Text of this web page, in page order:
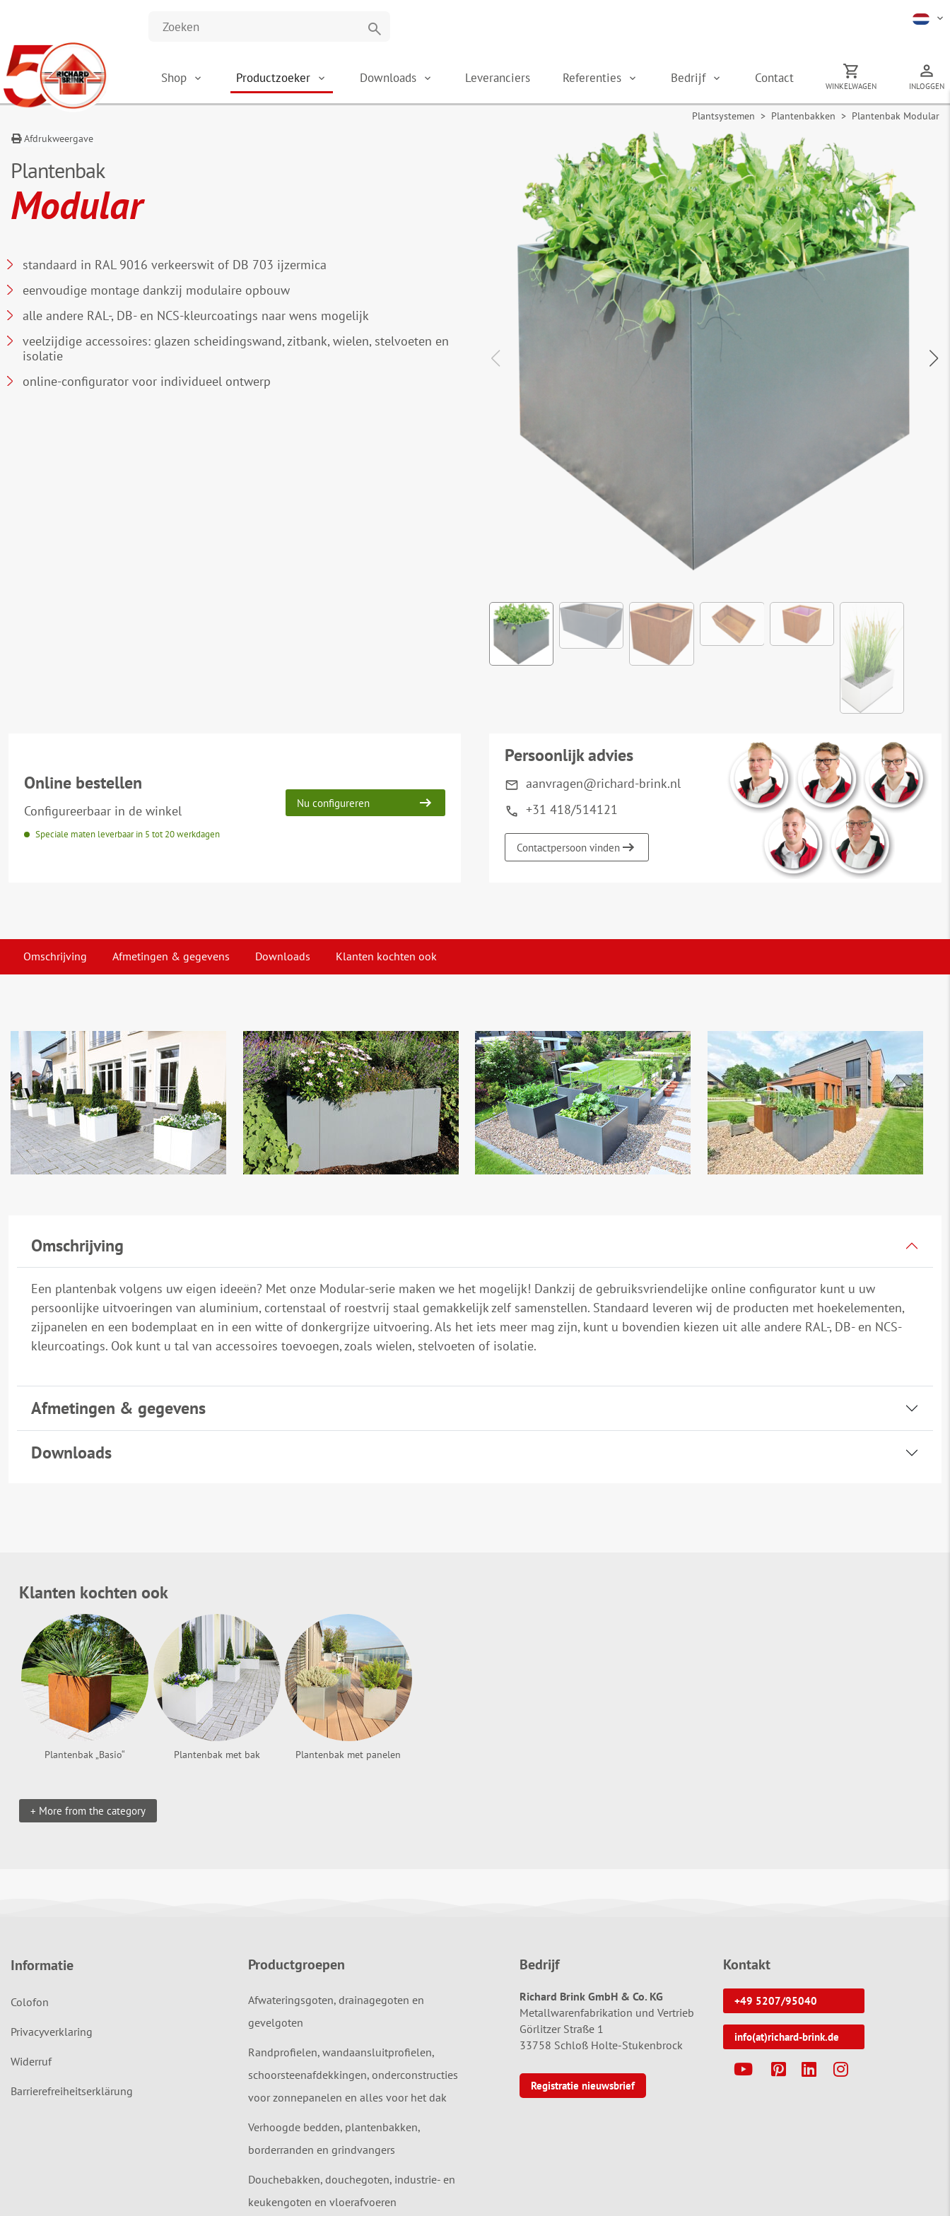
search
Shop Productzoeker Downloads Leveranciers Referenties Bedrijf Contact
WINKELWAGEN INLOGGEN
Plantsystemen > Plantenbakken > Plantenbak Modular
Afdrukweergave
Plantenbak
Modular
standaard in RAL 9016 verkeerswit of DB 703 ijzermica
eenvoudige montage dankzij modulaire opbouw
alle andere RAL-, DB- en NCS-kleurcoatings naar wens mogelijk
veelzijdige accessoires: glazen scheidingswand, zitbank, wielen, stelvoeten en
isolatie
online-configurator voor individueel ontwerp
Online bestellen
Configureerbaar in de winkel
Speciale maten leverbaar in 5 tot 20 werkdagen
Nu configureren
Persoonlijk advies
aanvragen@richard-brink.nl
+31 418/514121
Contactpersoon vinden
Omschrijving Afmetingen & gegevens Downloads Klanten kochten ook
Omschrijving
Een plantenbak volgens uw eigen ideeën? Met onze Modular-serie maken we het mogelijk! Dankzij de gebruiksvriendelijke online configurator kunt u uw
persoonlijke uitvoeringen van aluminium, cortenstaal of roestvrij staal gemakkelijk zelf samenstellen. Standaard leveren wij de producten met hoekelementen,
zijpanelen en een bodemplaat en in een witte of donkergrijze uitvoering. Als het iets meer mag zijn, kunt u bovendien kiezen uit alle andere RAL-, DB- en NCS-
kleurcoatings. Ook kunt u tal van accessoires toevoegen, zoals wielen, stelvoeten of isolatie.
Afmetingen & gegevens
Downloads
Klanten kochten ook
Plantenbak „Basio“ Plantenbak met bak Plantenbak met panelen
+ More from the category
Informatie
Colofon
Privacyverklaring
Widerruf
Barrierefreiheitserklärung
Productgroepen
Afwateringsgoten, drainagegoten en
gevelgoten
Randprofielen, wandaansluitprofielen,
schoorsteenafdekkingen, onderconstructies
voor zonnepanelen en alles voor het dak
Verhoogde bedden, plantenbakken,
borderranden en grindvangers
Douchebakken, douchegoten, industrie- en
keukengoten en vloerafvoeren
Bedrijf
Richard Brink GmbH & Co. KG
Metallwarenfabrikation und Vertrieb
Görlitzer Straße 1
33758 Schloß Holte-Stukenbrock
Registratie nieuwsbrief
Kontakt
+49 5207/95040
info(at)richard-brink.de